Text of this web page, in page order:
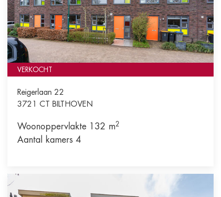
VERKOCHT
Reigerlaan 22
3721 CT BILTHOVEN
Woonoppervlakte 132 m2
Aantal kamers 4